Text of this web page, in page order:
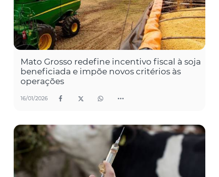
Mato Grosso redefine incentivo fiscal à soja
beneficiada e impõe novos critérios às
operações
16/01/2026